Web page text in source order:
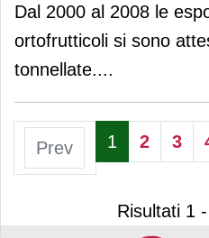
Dal 2000 al 2008 le
ortofrutticoli si sono
tonnellate....
Prev 1 2 3
Risultati 1